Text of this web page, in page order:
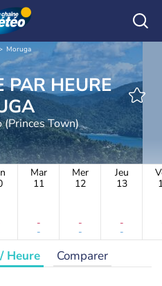
Moruga
PAR HEURE
(Princes Town)
Mar
11
-
-
Mer
12
-
-
Jeu
13
-
-
Heure Comparer